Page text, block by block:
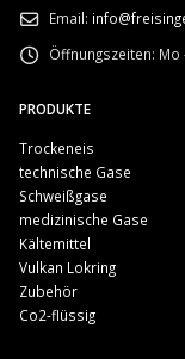
Email:
Öffnungszeiten: Mo
PRODUKTE
Trockeneis
technische Gase
Schweißgase
medizinische Gase
Kältemittel
Vulkan Lokring
Zubehör
Co2-flüssig